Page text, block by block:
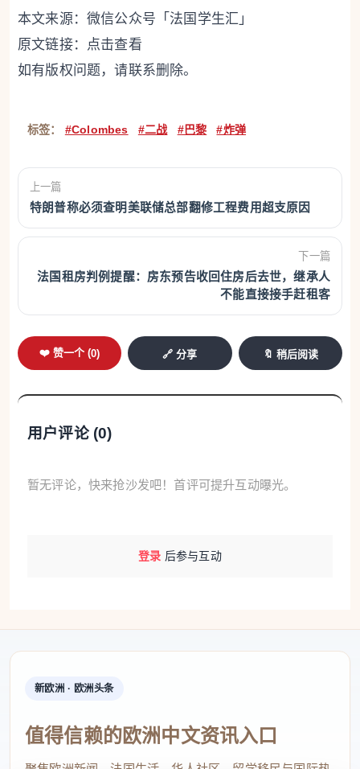
本文来源：微信公众号「法国学生汇」
原文链接： 点击查看
如有版权问题，请联系删除。
标签： #Colombes #二战 #巴黎 #炸弹
上一篇
特朗普称必须查明美联储总部翻修工程费用超支原因
下一篇
法国租房判例提醒：房东预告收回住房后去世，继承人
不能直接接手赶租客
❤️ 赞一个 (0) 🔗 分享 🔖 稍后阅读
用户评论 (0)
暂无评论，快来抢沙发吧！首评可提升互动曝光。
登录 后参与互动
新欧洲 · 欧洲头条
值得信赖的欧洲中文资讯入口